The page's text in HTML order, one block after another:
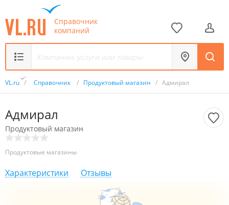
Справочник
компаний
VL.ru / Справочник / Продуктовый магазин / Адмирал
Адмирал
Продуктовый магазин
Продуктовые магазины
Характеристики Отзывы